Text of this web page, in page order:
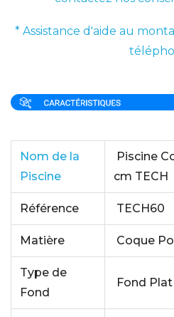
* Assistance d'aide au
Nom de la
Piscine
Piscine
cm
Référence TECH60
Matière Coque
Type de
Fond
Fond Plat